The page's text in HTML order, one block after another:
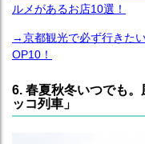
ルメがあるお店10選！
→京都観光で必ず行きた
OP10！
6. 春夏秋冬いつでも
ッコ列車」